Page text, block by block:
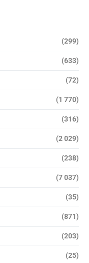
(299)
(633)
(72)
(1 770)
(316)
(2 029)
(238)
(7 037)
(35)
(871)
(203)
(25)